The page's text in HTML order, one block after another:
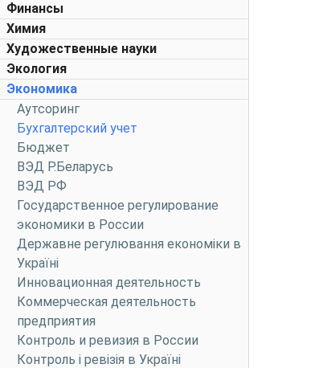
Финансы
Химия
Художественные науки
Экология
Экономика
Аутсоринг
Бухгалтерский учет
Бюджет
ВЭД Р.Беларусь
ВЭД РФ
Государственное регулирование
экономики в России
Державне регулювання економіки в
Україні
Инновационная деятельность
Коммерческая деятельность
предприятия
Контроль и ревизия в России
Контроль і ревізія в Україні